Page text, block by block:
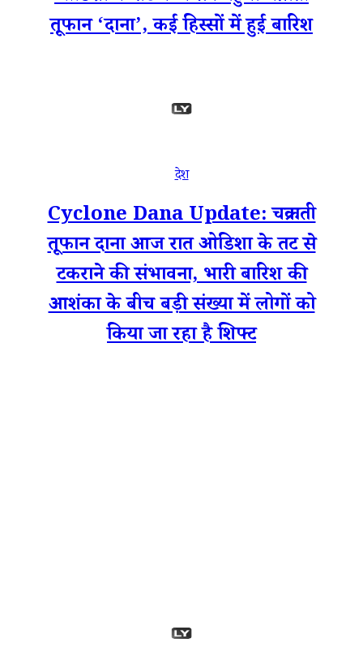
तूफान ‘दाना’, कई हिस्सों में हुई बारिश
देश
Cyclone Dana Update: चक्रवाती
तूफान दाना आज रात ओडिशा के तट से
टकराने की संभावना, भारी बारिश की
आशंका के बीच बड़ी संख्या में लोगों को
किया जा रहा है शिफ्ट